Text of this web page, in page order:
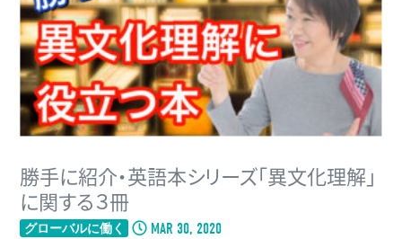
勝手に紹介・英語本シリーズ「異文化理解」
に関する３冊
グローバルに働く MAR 30, 2020